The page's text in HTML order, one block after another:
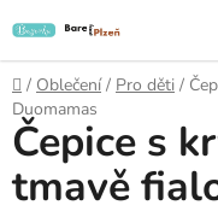
na
obsah
Domů
/ Oblečení / Pro děti /
Duomamas
Čepice s
tmavě